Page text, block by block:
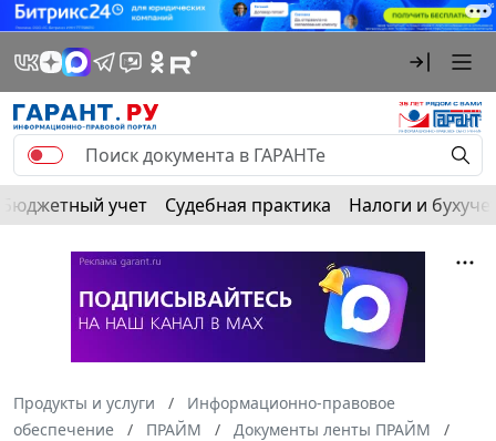
Бюджетный учет Судебная практика Налоги и
Продукты и услуги
Информационно-правовое
обеспечение
ПРАЙМ
Документы ленты ПРАЙМ